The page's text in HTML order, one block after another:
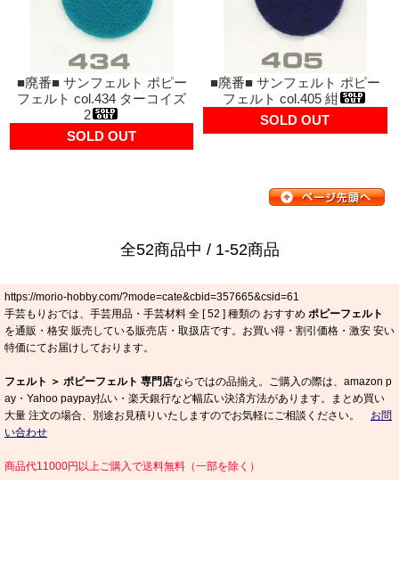
■廃番■ サンフェルト ポピー
フェルト col.434 ターコイズ
2
SOLD OUT
■廃番■ サンフェルト ポピー
フェルト col.405 紺
SOLD OUT
全52商品中 / 1-52商品
https://morio-hobby.com/?mode=cate&cbid=357665&csid=61
手芸もりおでは、手芸用品・手芸材料 全 [52 ] 種類の おすすめ ポピーフェルト
を通販・格安 販売している販売店・取扱店です。お買い得・割引価格・激安 安い
特価にてお届けしております。
フェルト ＞ ポピーフェルト 専門店ならではの品揃え。ご購入の際は、amazon p
ay・Yahoo paypay払い・楽天銀行など幅広い決済方法があります。まとめ買い
大量 注文の場合、別途お見積りいたしますのでお気軽にご相談ください。 お問
い合わせ
商品代11000円以上ご購入で送料無料（一部を除く）